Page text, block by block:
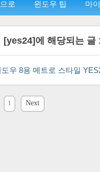
로 윈도우 팁 마
[yes24]에 해당되는 글
도우 8용 메트로 스타일
1 Next